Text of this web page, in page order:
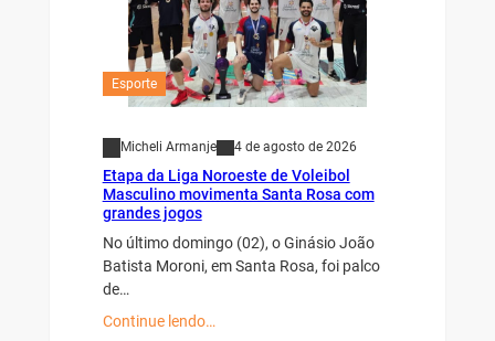
Esporte
Micheli Armanje 4 de agosto de 2026
Etapa da Liga Noroeste de Voleibol
Masculino movimenta Santa Rosa com
grandes jogos
No último domingo (02), o Ginásio João
Batista Moroni, em Santa Rosa, foi palco
de…
Continue lendo…